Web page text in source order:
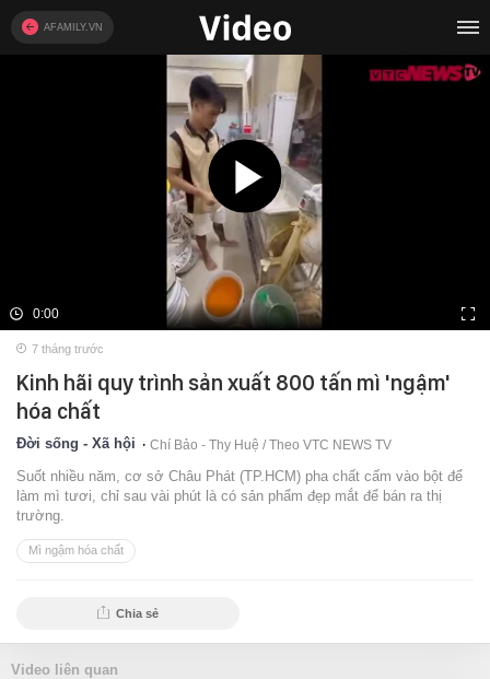
AFAMILY.VN
0:00
7 tháng trước
Kinh hãi quy trình sản xuất 800 tấn mì 'ngậm'
hóa chất
Đời sống - Xã hội Chí Bảo - Thy Huệ / Theo VTC NEWS TV
Suốt nhiều năm, cơ sở Châu Phát (TP.HCM) pha chất cấm vào bột để
làm mì tươi, chỉ sau vài phút là có sản phẩm đẹp mắt để bán ra thị
trường.
Mì ngậm hóa chất
Chia sẻ
Video liên quan